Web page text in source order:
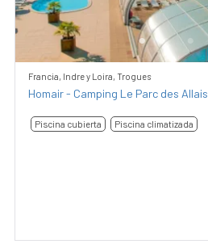
Francia, Indre y Loira, Trogues
Homair - Camping Le Parc des Allais
Piscina cubierta Piscina climatizada